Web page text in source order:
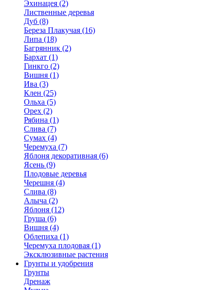
Эхинацея (2)
Лиственные деревья
Дуб (8)
Береза Плакучая (16)
Липа (18)
Багрянник (2)
Бархат (1)
Гинкго (2)
Вишня (1)
Ива (3)
Клен (25)
Ольха (5)
Орех (2)
Рябина (1)
Слива (7)
Сумах (4)
Черемуха (7)
Яблоня декоративная (6)
Ясень (9)
Плодовые деревья
Черешня (4)
Слива (8)
Алыча (2)
Яблоня (12)
Груша (6)
Вишня (4)
Облепиха (1)
Черемуха плодовая (1)
Эксклюзивные растения
Грунты и удобрения
Грунты
Дренаж